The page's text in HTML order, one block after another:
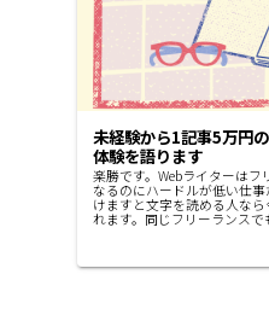
未経験から1記事5万円
体験を語ります
楽勝です。Webライターは
なるのにハードルが低い仕
けますと文字を読める人な
れます。同じフリーランス